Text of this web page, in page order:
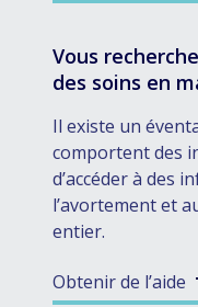
Vous
des soins en
Il existe un
comportent des
d’accéder à des
l’avortement et
entier.
Obtenir de l’aide